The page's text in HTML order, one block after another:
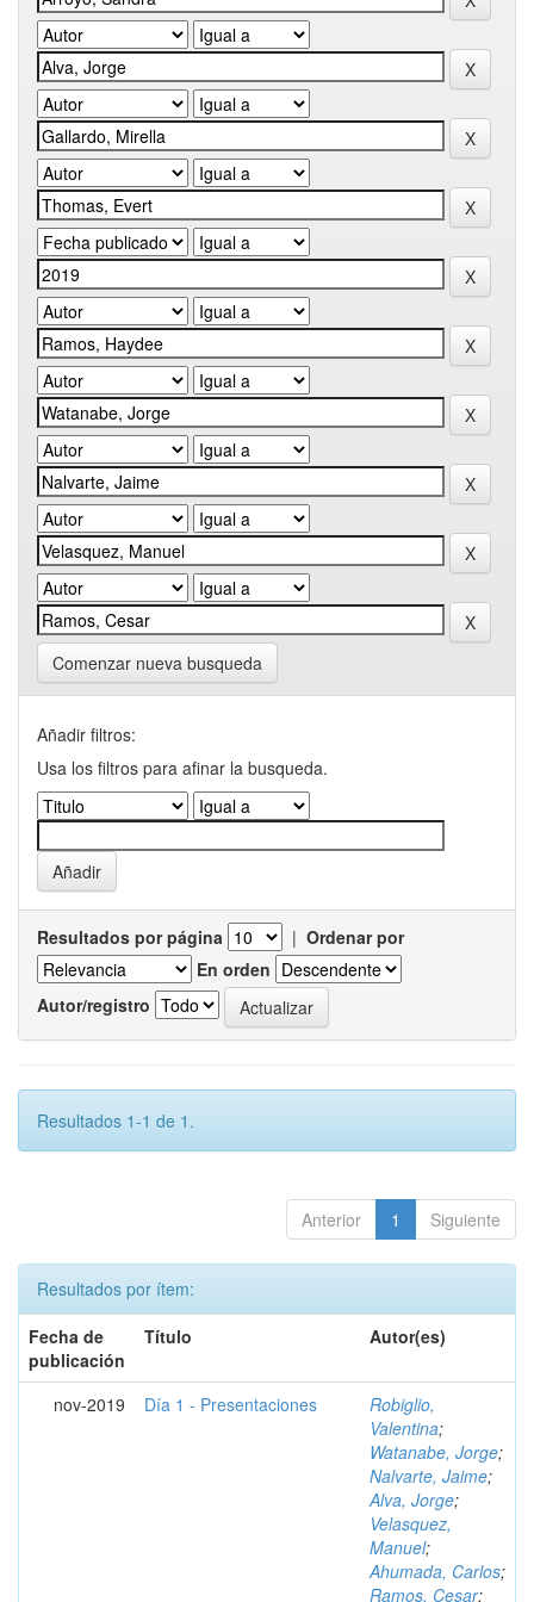
Comenzar nueva busqueda
Añadir filtros:
Usa los filtros para afinar la busqueda.
Resultados por página | Ordenar por
En orden
Autor/registro
Resultados 1-1 de 1.
Anterior 1 Siguiente
Resultados por ítem:
Fecha de
publicación
Título Autor(es)
nov-2019 Día 1 - Presentaciones
Robiglio,
Valentina;
Watanabe, Jorge;
Nalvarte, Jaime;
Alva, Jorge;
Velasquez,
Manuel;
Ahumada, Carlos;
Ramos, Cesar;